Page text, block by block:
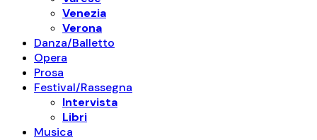
Venezia
Verona
Danza/Balletto
Opera
Prosa
Festival/Rassegna
Intervista
Libri
Musica